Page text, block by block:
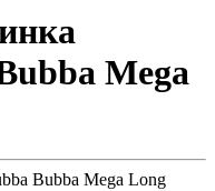
Mega